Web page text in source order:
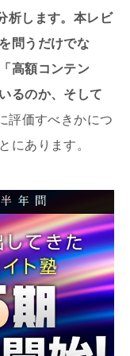
析します。本レビ
問うだけでな
高額コンテン
るのか、そして
評価すべきかにつ
にあります。